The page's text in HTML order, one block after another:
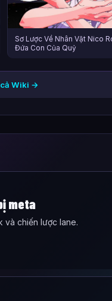
Sơ Lược Về Nhân Vật Nico
Đứa Con Của Quỷ
Wiki →
meta
và chiến lược lane.